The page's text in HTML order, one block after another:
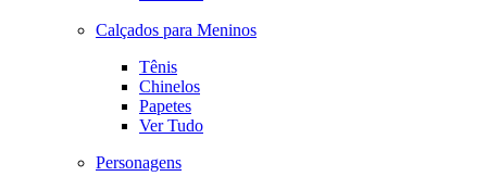
Calçados para Meninos
Tênis
Chinelos
Papetes
Ver Tudo
Personagens